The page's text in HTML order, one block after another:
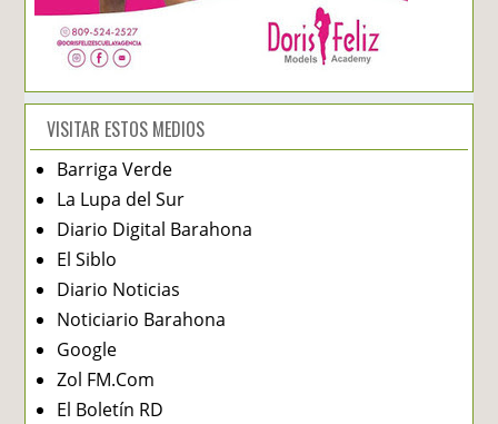
VISITAR ESTOS MEDIOS
Barriga Verde
La Lupa del Sur
Diario Digital Barahona
El Siblo
Diario Noticias
Noticiario Barahona
Google
Zol FM.Com
El Boletín RD